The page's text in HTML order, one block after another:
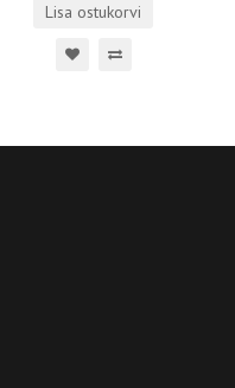
Lisa ostukorvi